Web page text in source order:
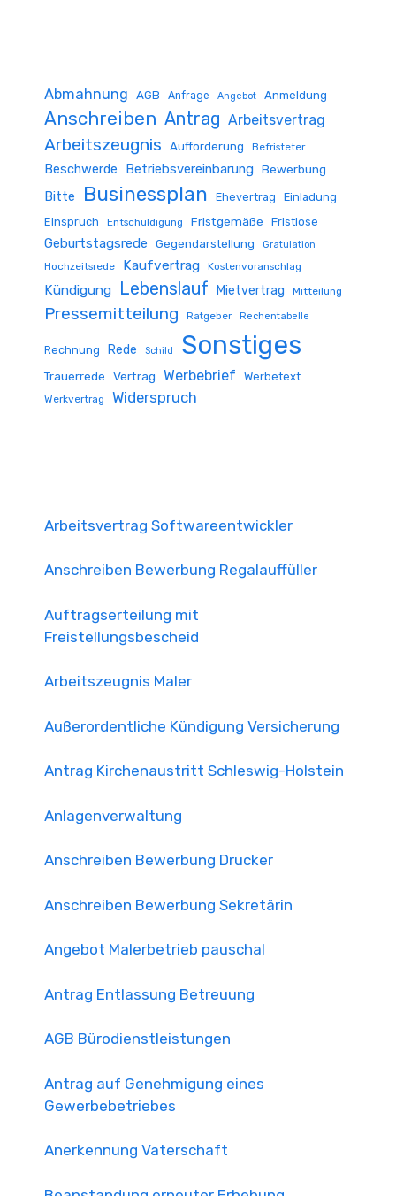
Abmahnung AGB Anfrage Angebot Anmeldung
Anschreiben Antrag Arbeitsvertrag
Arbeitszeugnis Aufforderung Befristeter
Beschwerde Betriebsvereinbarung Bewerbung
Bitte Businessplan Ehevertrag
Einladung
Einspruch
Entschuldigung Fristgemäße Fristlose
Geburtstagsrede Gegendarstellung Gratulation
Hochzeitsrede Kaufvertrag Kostenvoranschlag
Kündigung Lebenslauf Mietvertrag Mitteilung
Pressemitteilung Ratgeber Rechentabelle
Rechnung Rede Schild Sonstiges
Trauerrede Vertrag Werbebrief Werbetext
Werkvertrag Widerspruch
Arbeitsvertrag Softwareentwickler
Anschreiben Bewerbung Regalauffüller
Auftragserteilung mit
Freistellungsbescheid
Arbeitszeugnis Maler
Außerordentliche Kündigung Versicherung
Antrag Kirchenaustritt Schleswig-Holstein
Anlagenverwaltung
Anschreiben Bewerbung Drucker
Anschreiben Bewerbung Sekretärin
Angebot Malerbetrieb pauschal
Antrag Entlassung Betreuung
AGB Bürodienstleistungen
Antrag auf Genehmigung eines
Gewerbebetriebes
Anerkennung Vaterschaft